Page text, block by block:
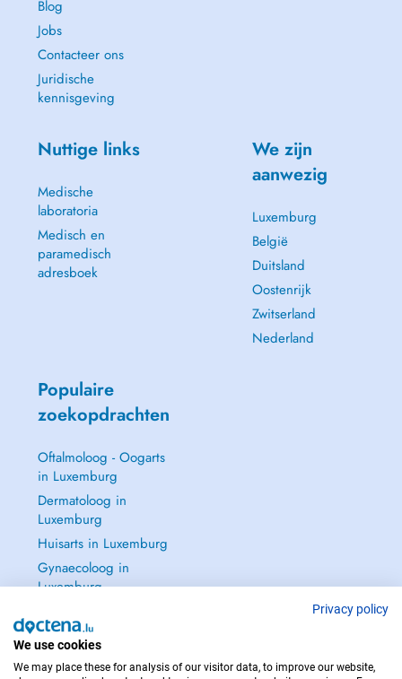
Blog
Jobs
Contacteer ons
Juridische
kennisgeving
Nuttige links
Medische
laboratoria
Medisch en
paramedisch
adresboek
We zijn
aanwezig
Luxemburg
België
Duitsland
Oostenrijk
Zwitserland
Nederland
Populaire
zoekopdrachten
Oftalmoloog - Oogarts
in Luxemburg
Dermatoloog in
Luxemburg
Huisarts in Luxemburg
Gynaecoloog in
Luxemburg
Privacy policy
We use cookies
We may place these for analysis of our visitor data, to improve our website,